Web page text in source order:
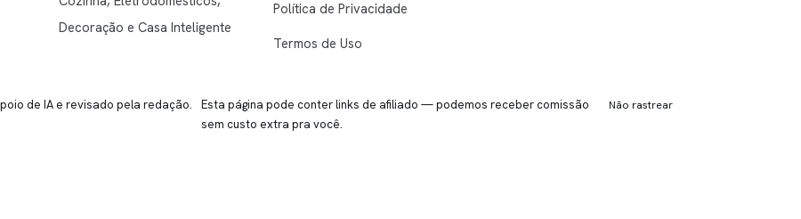
Decoração e Casa Inteligente
Política de Privacidade
Termos de Uso
de IA e revisado pela redação.
Esta página pode conter links de afiliado — podemos receber comissão
sem custo extra pra você.
Não rastrear